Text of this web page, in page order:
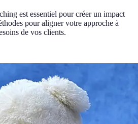
est essentiel pour créer un impact
pour aligner votre approche à
de vos clients.